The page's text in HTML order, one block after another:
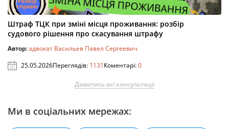
Штраф ТЦК при зміні місця проживання: розбір
судового рішення про скасування штрафу
Автор:адвокат Васильев Павел Сергеевич
25.05.2026Переглядів: 1131Коментарі:0
Дивитись всі консультації
Ми в соціальних мережах: